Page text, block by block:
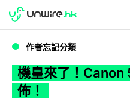
機皇來了！
WWDC 2026
作者忘記分類
機皇來了！Canon
佈！